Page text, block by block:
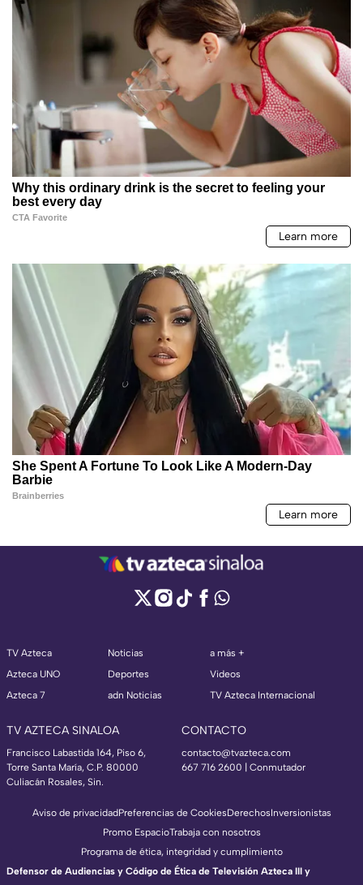
TV Azteca
Azteca UNO
Azteca 7
Noticias
Deportes
adn Noticias
a más +
Videos
TV Azteca Internacional
TV AZTECA SINALOA
Francisco Labastida 164, Piso 6,
Torre Santa María, C.P. 80000
Culiacán Rosales, Sin.
CONTACTO
contacto@tvazteca.com
667 716 2600 | Conmutador
Aviso de privacidadPreferencias de CookiesDerechosInversionistas
Promo EspacioTrabaja con nosotros
Programa de ética, integridad y cumplimiento
Defensor de Audiencias y Código de Ética de Televisión Azteca III y